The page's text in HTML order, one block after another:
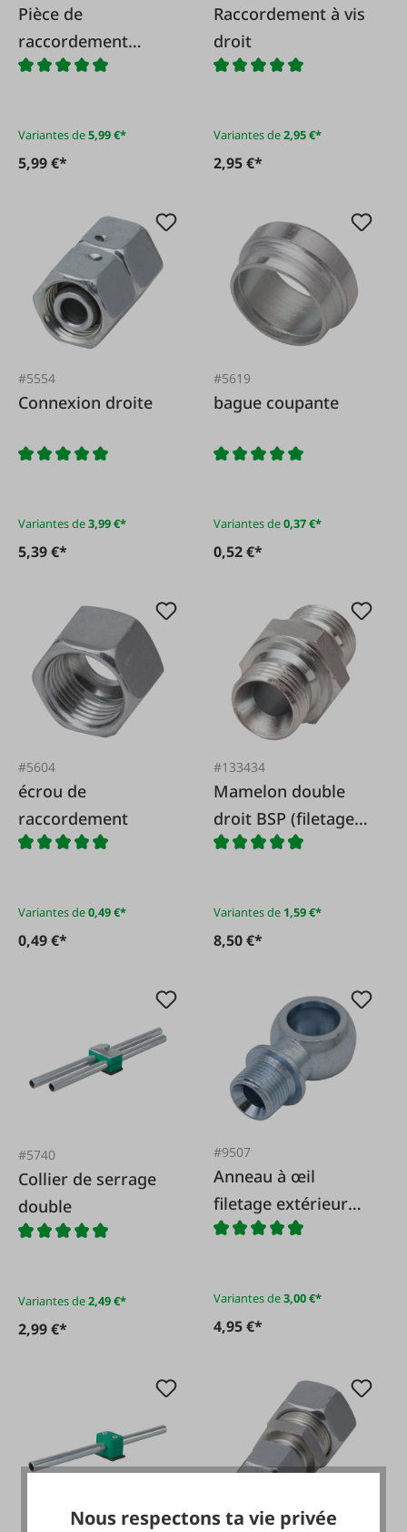
Pièce de
raccordement
coudée réglable
Variantes de5,99 €*
5,99 €*
Raccordement à vis
droit
Variantes de2,95 €*
2,95 €*
#5554
Connexion droite
Variantes de3,99 €*
5,39 €*
#5619
bague coupante
Variantes de0,37 €*
0,52 €*
#5604
écrou de
raccordement
Variantes de0,49 €*
0,49 €*
#133434
Mamelon double
droit BSP (filetage
de tube Whitworth)
Variantes de 1,59 €*
8,50 €*
#5740
Collier de serrage
double
Variantes de2,49 €*
2,99 €*
#9507
Anneau à œil
filetage extérieur
BSP
Variantes de3,00 €*
4,95 €*
Nous respectons ta vie privée